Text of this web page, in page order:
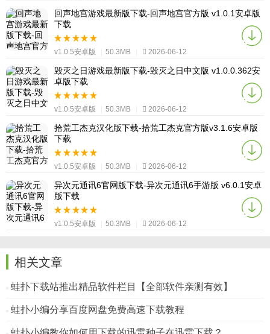
回声地宫游戏最新版下载-回声地宫官方版 v1.0.1安卓版
下载
v1.0.5安卓版 50.3MB 2026-06-12
毁灭之日游戏最新版下载-毁灭之日中文版 v1.0.0.362安
卓版下载
v1.0.5安卓版 50.3MB 2026-06-12
拾荒工杰克汉化版下载-拾荒工杰克官方版v3.1.6安卓版
下载
v1.0.5安卓版 50.3MB 2026-06-12
异次元通讯6官网版下载-异次元通讯6手游版 v6.0.1安卓
版下载
v1.0.5安卓版 50.3MB 2026-06-12
相关文章
蛙扑下载站推出精品软件栏目【全部软件亲测有效】
蛙扑小编分享百度网盘免费高速下载教程